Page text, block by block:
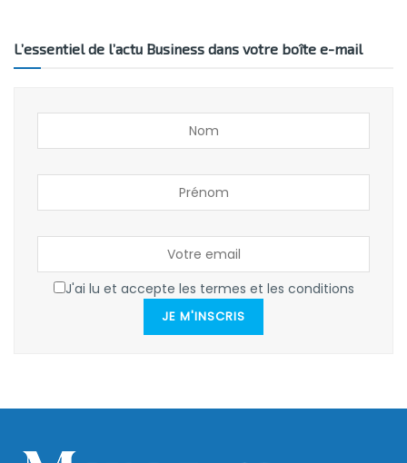
L’essentiel de l’actu Business dans votre boîte e-mail
J'ai lu et accepte les termes et les conditions
JE M'INSCRIS